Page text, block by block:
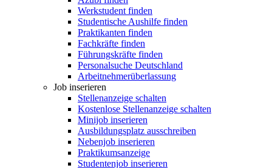
Werkstudent finden
Studentische Aushilfe finden
Praktikanten finden
Fachkräfte finden
Führungskräfte finden
Personalsuche Deutschland
Arbeitnehmerüberlassung
Job inserieren
Stellenanzeige schalten
Kostenlose Stellenanzeige schalten
Minijob inserieren
Ausbildungsplatz ausschreiben
Nebenjob inserieren
Praktikumsanzeige
Studentenjob inserieren